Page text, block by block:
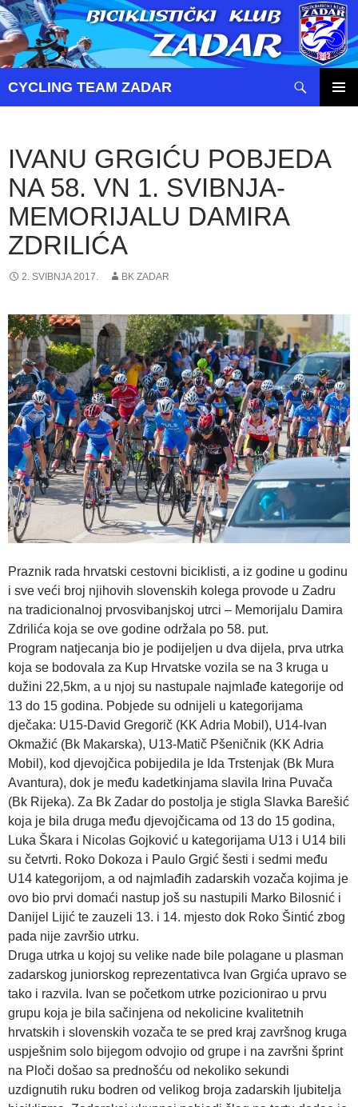
CYCLING TEAM ZADAR
IVANU GRGIĆU POBJEDA
NA 58. VN 1. SVIBNJA-
MEMORIJALU DAMIRA
ZDRILIĆA
2. SVIBNJA 2017. BK ZADAR
Praznik rada hrvatski cestovni biciklisti, a iz godine u godinu
i sve veći broj njihovih slovenskih kolega provode u Zadru
na tradicionalnoj prvosvibanjskoj utrci – Memorijalu Damira
Zdrilića koja se ove godine održala po 58. put.
Program natjecanja bio je podijeljen u dva dijela, prva utrka
koja se bodovala za Kup Hrvatske vozila se na 3 kruga u
dužini 22,5km, a u njoj su nastupale najmlađe kategorije od
13 do 15 godina. Pobjede su odnijeli u kategorijama
dječaka: U15-David Gregorič (KK Adria Mobil), U14-Ivan
Okmažić (Bk Makarska), U13-Matič Pšeničnik (KK Adria
Mobil), kod djevojčica pobijedila je Ida Trstenjak (Bk Mura
Avantura), dok je među kadetkinjama slavila Irina Puvača
(Bk Rijeka). Za Bk Zadar do postolja je stigla Slavka Barešić
koja je bila druga među djevojčicama od 13 do 15 godina,
Luka Škara i Nicolas Gojković u kategorijama U13 i U14 bili
su četvrti. Roko Dokoza i Paulo Grgić šesti i sedmi među
U14 kategorijom, a od najmlađih zadarskih vozača kojima je
ovo bio prvi domaći nastup još su nastupili Marko Bilosnić i
Danijel Lijić te zauzeli 13. i 14. mjesto dok Roko Šintić zbog
pada nije završio utrku.
Druga utrka u kojoj su velike nade bile polagane u plasman
zadarskog juniorskog reprezentativca Ivan Grgića upravo se
tako i razvila. Ivan se početkom utrke pozicionirao u prvu
grupu koja je bila sačinjena od nekolicine kvalitetnih
hrvatskih i slovenskih vozača te se pred kraj završnog kruga
uspješnim solo bijegom odvojio od grupe i na završni šprint
na Ploči došao sa prednošću od nekoliko sekundi
uzdignutih ruku bodren od velikog broja zadarskih ljubitelja